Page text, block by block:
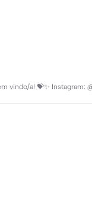
vindo/a! 💝✨ Instagram: